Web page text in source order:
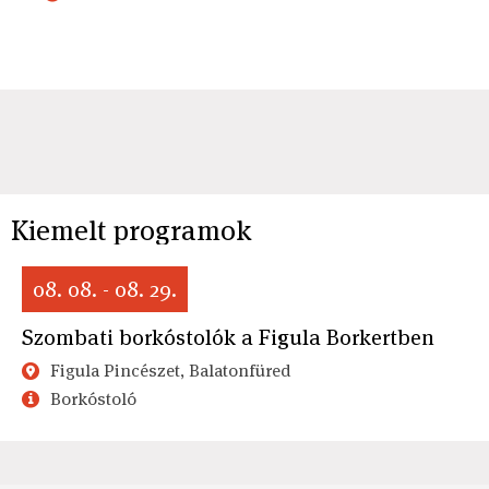
Kiemelt programok
08. 08. - 08. 29.
Szombati borkóstolók a Figula Borkertben
Figula Pincészet, Balatonfüred
Borkóstoló